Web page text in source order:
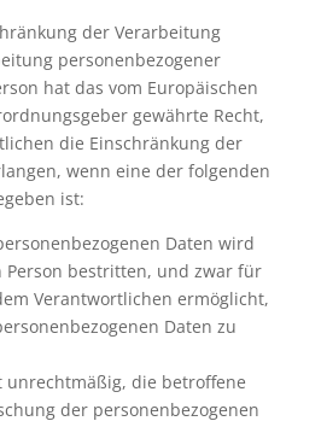
der Verarbeitung
personenbezogener
hat das vom Europäischen
gewährte Recht,
die Einschränkung der
wenn eine der folgenden
ist:
Daten wird
Person bestritten, und zwar für
Verantwortlichen ermöglicht,
Daten zu
unrechtmäßig, die betroffene
der personenbezogenen